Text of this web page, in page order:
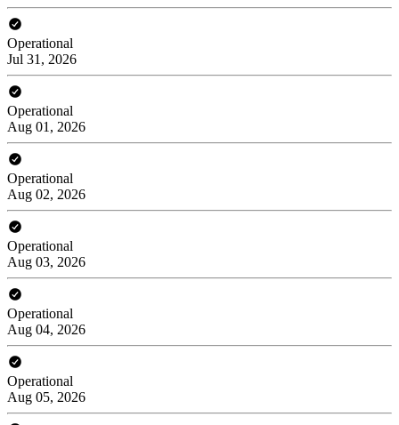
Operational
Jul 31, 2026
Operational
Aug 01, 2026
Operational
Aug 02, 2026
Operational
Aug 03, 2026
Operational
Aug 04, 2026
Operational
Aug 05, 2026